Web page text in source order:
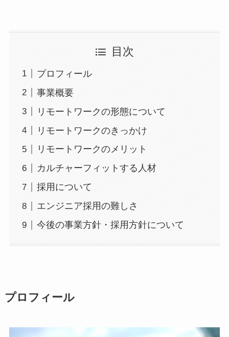
目次
プロフィール
事業概要
リモートワークの形態について
リモートワークのきっかけ
リモートワークのメリット
カルチャーフィットする人材
採用について
エンジニア採用の難しさ
今後の事業方針・採用方針について
プロフィール